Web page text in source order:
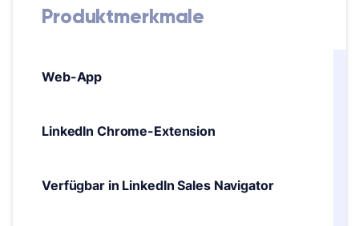
Produktmerkmale
Web-App
LinkedIn Chrome-Extension
Verfügbar in LinkedIn Sales Navigator